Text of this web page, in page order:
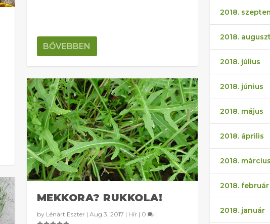
BŐVEBBEN
MEKKORA? RUKKOLA!
by Lénárt Eszter| Aug 3, 2017 | Hír| 0 |
2018.
2018.
2018. július
2018. június
2018. május
2018. április
2018. március
2018. február
2018. január